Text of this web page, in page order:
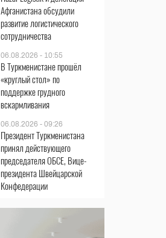
Афганистана обсудили
развитие логистического
сотрудничества
06.08.2026 - 10:55
В Туркменистане прошёл
«круглый стол» по
поддержке грудного
вскармливания
06.08.2026 - 09:26
Президент Туркменистана
принял действующего
председателя ОБСЕ, Вице-
президента Швейцарской
Конфедерации